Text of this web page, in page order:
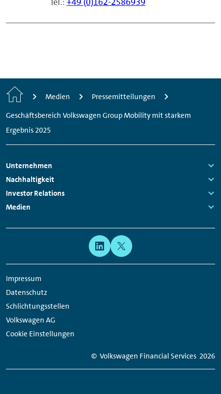
Home Medien
Pressemitteilungen
Geschäftsbereich Volkswagen Group Mobility mit starkem
Ergebnis 2025
Footer
Navigation
Unternehmen
Links:
Nachhaltigkeit
Links:
Investor Relations
Links:
Medien
Impressum
Datenschutz
Schlichtungsstellen
Volkswagen AG
Cookie Einstellungen
Network
Links
© Volkswagen Financial Services 2026